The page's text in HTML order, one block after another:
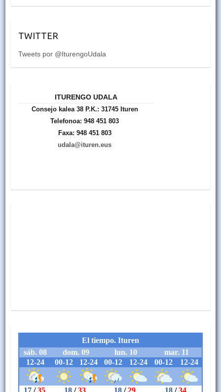
TWITTER
Tweets por @IturengoUdala
ITURENGO UDALA
Consejo kalea 38 P.K.: 31745 Ituren
Telefonoa: 948 451 803
Faxa: 948 451 803
udala@ituren.eus